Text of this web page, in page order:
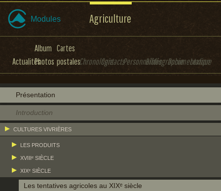
Modules Agriculture
Actualités
Album
Photos
Cartes
postalesChronologieContactsPersonnalitésBibliographieDocumentation
Lexique
Présentation
Introduction
CULTURES VIVRIÈRES
LES PRODUITS
XVIIIᵉ SIÈCLE
XIXᵉ SIÈCLE
Les tentatives agricoles au XIXᵉ siècle